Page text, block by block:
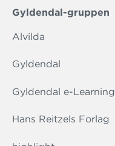
Gyldendal-gruppen
Alvilda
Gyldendal
Gyldendal e-Learning
Hans Reitzels Forlag